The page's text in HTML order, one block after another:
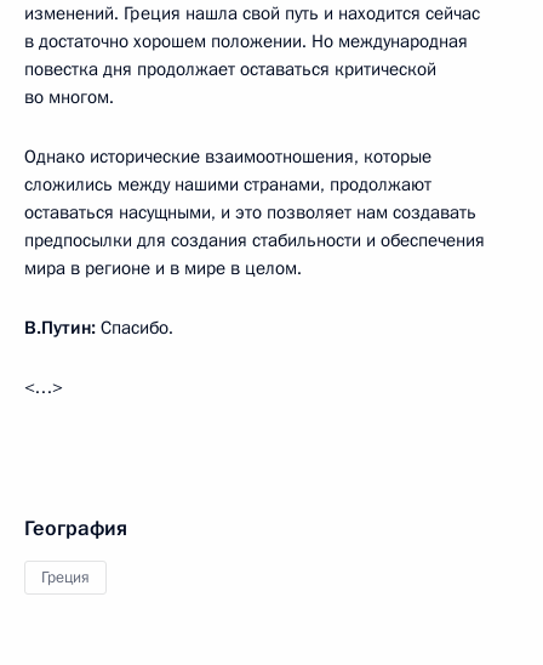
изменений. Греция нашла свой путь и находится сейчас
в достаточно хорошем положении. Но международная
повестка дня продолжает оставаться критической
во многом.
Однако исторические взаимоотношения, которые
сложились между нашими странами, продолжают
оставаться насущными, и это позволяет нам создавать
предпосылки для создания стабильности и обеспечения
мира в регионе и в мире в целом.
В.Путин: Спасибо.
<…>
География
Греция